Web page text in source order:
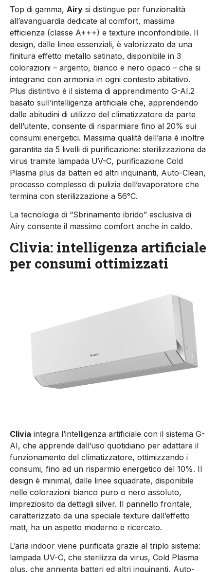
Top di gamma, Airy si distingue per funzionalità
all’avanguardia dedicate al comfort, massima
efficienza (classe A+++) e texture inconfondibile. Il
design, dalle linee essenziali, è valorizzato da una
finitura effetto metallo satinato, disponibile in 3
colorazioni – argento, bianco e nero opaco – che si
integrano con armonia in ogni contesto abitativo.
Plus distintivo è il sistema di apprendimento G-AI.2
basato sull’intelligenza artificiale che, apprendendo
dalle abitudini di utilizzo del climatizzatore da parte
dell’utente, consente di risparmiare fino al 20% sui
consumi energetici. Massima qualità dell’aria è inoltre
garantita da 5 livelli di purificazione: sterilizzazione da
virus tramite lampada UV-C, purificazione Cold
Plasma plus da batteri ed altri inquinanti, Auto-Clean,
processo complesso di pulizia dell’evaporatore che
termina con sterilizzazione a 56°C.
La tecnologia di “Sbrinamento ibrido” esclusiva di
Airy consente il massimo comfort anche in caldo.
Clivia: intelligenza artificiale
per consumi ottimizzati
Clivia integra l’intelligenza artificiale con il sistema G-
AI, che apprende dall’uso quotidiano per adattare il
funzionamento del climatizzatore, ottimizzando i
consumi, fino ad un risparmio energetico del 10%. Il
design è minimal, dalle linee squadrate, disponibile
nelle colorazioni bianco puro o nero assoluto,
impreziosito da dettagli silver. Il pannello frontale,
caratterizzato da una speciale texture dall’effetto
matt, ha un aspetto moderno e ricercato.
L’aria indoor viene purificata grazie al triplo sistema:
lampada UV-C, che sterilizza da virus, Cold Plasma
plus, che annienta batteri ed altri inquinanti, Auto-